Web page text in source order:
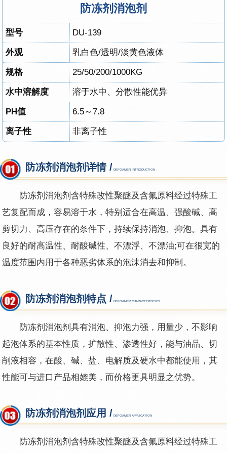
防冻剂消泡剂
型号 DU-139
外观 乳白色/透明/淡黄色液体
规格 25/50/200/1000KG
水中溶解度 溶于水中、分散性能优异
PH值 6.5～7.8
离子性 非离子性
防冻剂消泡剂详情 / DEFOAMER INTRODUCTION
防冻剂消泡剂含特殊改性聚醚及含氟原料经过特殊工
艺复配而成，容易溶于水，特别适合在高温、强酸碱、高
剪切力、高压存在的条件下，持续保持消泡、抑泡。具有
良好的耐高温性、耐酸碱性、不漂浮、不漂油;可在很宽的
温度范围内用于各种恶劣体系的泡沫消去和抑制。
防冻剂消泡剂特点 / DEFOAMER CHARACTERISTICS
防冻剂消泡剂具有消泡、抑泡力强，用量少，不影响
起泡体系的基本性质，扩散性、渗透性好，能与油品、切
削液相容，在酸、碱、盐、电解质及硬水中都能使用，其
性能可与进口产品相媲美，而价格更具明显之优势。
防冻剂消泡剂应用 / DEFOAMER APPLICATION
防冻剂消泡剂含特殊改性聚醚及含氟原料经过特殊工